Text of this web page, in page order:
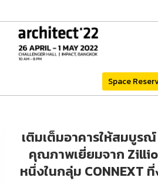
content
Space
เติมเต็มอาคารให้สมบูร
คุณภาพเยี่ยมจาก
หนึ่งในกลุ่ม CONNEXT